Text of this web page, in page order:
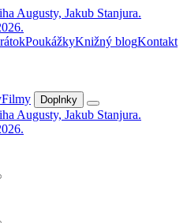
PoukážkyKnižný blogKontakt
Filmy Doplnky